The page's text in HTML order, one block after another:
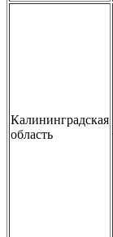
Калининградская
область